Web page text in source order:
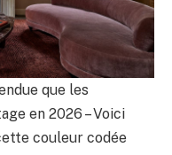
que les
en 2026 – Voici
couleur codée